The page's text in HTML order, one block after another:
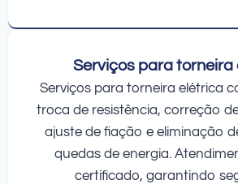
Serviços para torneira
Serviços para torneira elétrica
troca de resistência, correção
ajuste de fiação e eliminação
quedas de energia.
certificado, garantindo